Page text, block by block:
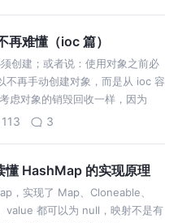
难懂（ioc 篇）
创建；或者说：使用对象之前必
不再手动创建对象，而是从 ioc 容
虑对象的销毁回收一样，因为
过程；而 ioc 则是让我们无需考
113 3
懂 HashMap 的实现原理
实现了 Map、Cloneable、
value 都可以为 null，映射不是有